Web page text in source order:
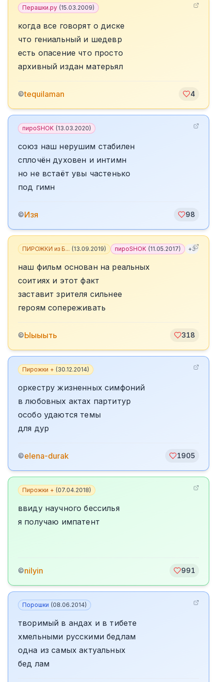
Перашки.ру (15.03.2009)
когда все говорят о диске
что гениальный и шедевр
есть опасение что просто
архивный издан матерьял
©tequilaman 4
пироSHOK (13.03.2020)
союз наш нерушим стабилен
сплочён духовен и интимн
но не встаёт увы частенько
под гимн
©Изя 98
ПИРОЖКИ из Б... (13.09.2019) пироSHOK (11.05.2017) +3
наш фильм основан на реальных
соитиях и этот факт
заставит зрителя сильнее
героям сопереживать
©Ыыыыть 318
Пирожки + (30.12.2014)
оркестру жизненных симфоний
в любовных актах партитур
особо удаются темы
для дур
©elena-durak 1905
Пирожки + (07.04.2018)
ввиду научного бессилья
я получаю импатент
©nilyin 991
Порошки (08.06.2014)
творимый в андах и в тибете
хмельными русскими бедлам
одна из самых актуальных
бед лам